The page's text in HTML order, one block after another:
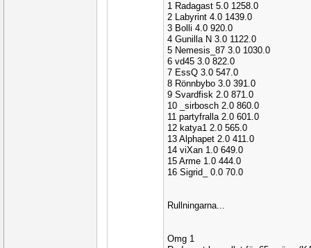
1 Radagast 5.0 1258.0
2 Labyrint 4.0 1439.0
3 Bolli 4.0 920.0
4 Gunilla N 3.0 1122.0
5 Nemesis_87 3.0 1030.0
6 vd45 3.0 822.0
7 EssQ 3.0 547.0
8 Rönnbybo 3.0 391.0
9 Svardfisk 2.0 871.0
10 _sirbosch 2.0 860.0
11 partyfralla 2.0 601.0
12 katya1 2.0 565.0
13 Alphapet 2.0 411.0
14 viXan 1.0 649.0
15 Arme 1.0 444.0
16 Sigrid_ 0.0 70.0
Rullningarna...
Omg 1